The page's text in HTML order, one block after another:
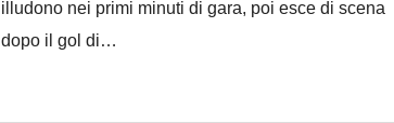
illudono nei primi minuti di gara, poi esce di scena
dopo il gol di…